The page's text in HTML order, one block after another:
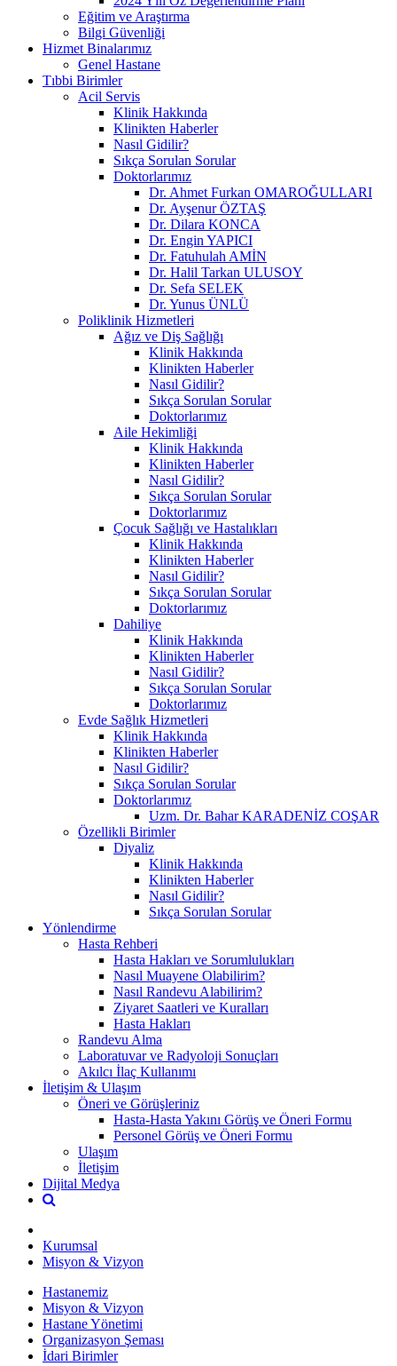
Eğitim ve Araştırma
Bilgi Güvenliği
Hizmet Binalarımız
Genel Hastane
Tıbbi Birimler
Acil Servis
Klinik Hakkında
Klinikten Haberler
Nasıl Gidilir?
Sıkça Sorulan Sorular
Doktorlarımız
Dr. Ahmet Furkan OMAROĞULLARI
Dr. Ayşenur ÖZTAŞ
Dr. Dilara KONCA
Dr. Engin YAPICI
Dr. Fatuhulah AMİN
Dr. Halil Tarkan ULUSOY
Dr. Sefa SELEK
Dr. Yunus ÜNLÜ
Poliklinik Hizmetleri
Ağız ve Diş Sağlığı
Klinik Hakkında
Klinikten Haberler
Nasıl Gidilir?
Sıkça Sorulan Sorular
Doktorlarımız
Aile Hekimliği
Klinik Hakkında
Klinikten Haberler
Nasıl Gidilir?
Sıkça Sorulan Sorular
Doktorlarımız
Çocuk Sağlığı ve Hastalıkları
Klinik Hakkında
Klinikten Haberler
Nasıl Gidilir?
Sıkça Sorulan Sorular
Doktorlarımız
Dahiliye
Klinik Hakkında
Klinikten Haberler
Nasıl Gidilir?
Sıkça Sorulan Sorular
Doktorlarımız
Evde Sağlık Hizmetleri
Klinik Hakkında
Klinikten Haberler
Nasıl Gidilir?
Sıkça Sorulan Sorular
Doktorlarımız
Uzm. Dr. Bahar KARADENİZ COŞAR
Özellikli Birimler
Diyaliz
Klinik Hakkında
Klinikten Haberler
Nasıl Gidilir?
Sıkça Sorulan Sorular
Yönlendirme
Hasta Rehberi
Hasta Hakları ve Sorumlulukları
Nasıl Muayene Olabilirim?
Nasıl Randevu Alabilirim?
Ziyaret Saatleri ve Kuralları
Hasta Hakları
Randevu Alma
Laboratuvar ve Radyoloji Sonuçları
Akılcı İlaç Kullanımı
İletişim & Ulaşım
Öneri ve Görüşleriniz
Hasta-Hasta Yakını Görüş ve Öneri Formu
Personel Görüş ve Öneri Formu
Ulaşım
İletişim
Dijital Medya
Kurumsal
Misyon & Vizyon
Hastanemiz
Misyon & Vizyon
Hastane Yönetimi
Organizasyon Şeması
İdari Birimler